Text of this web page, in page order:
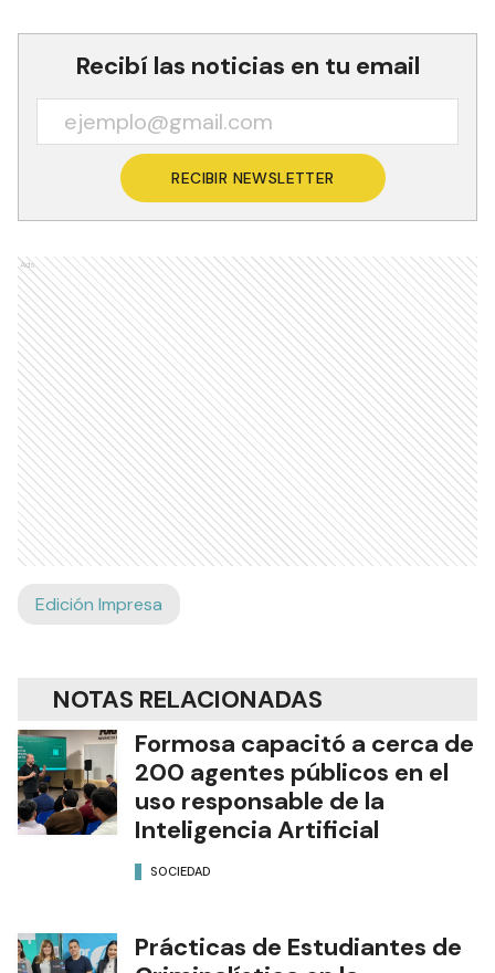
Recibí las noticias en tu email
RECIBIR NEWSLETTER
Ads
Edición Impresa
NOTAS RELACIONADAS
Formosa capacitó a cerca de
200 agentes públicos en el
uso responsable de la
Inteligencia Artificial
SOCIEDAD
Prácticas de Estudiantes de